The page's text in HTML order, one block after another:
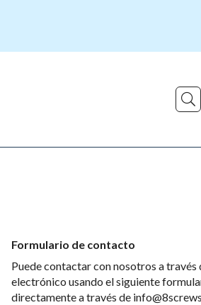
Formulario de contacto
Puede contactar con nosotros a través
electrónico usando el siguiente
directamente a través de